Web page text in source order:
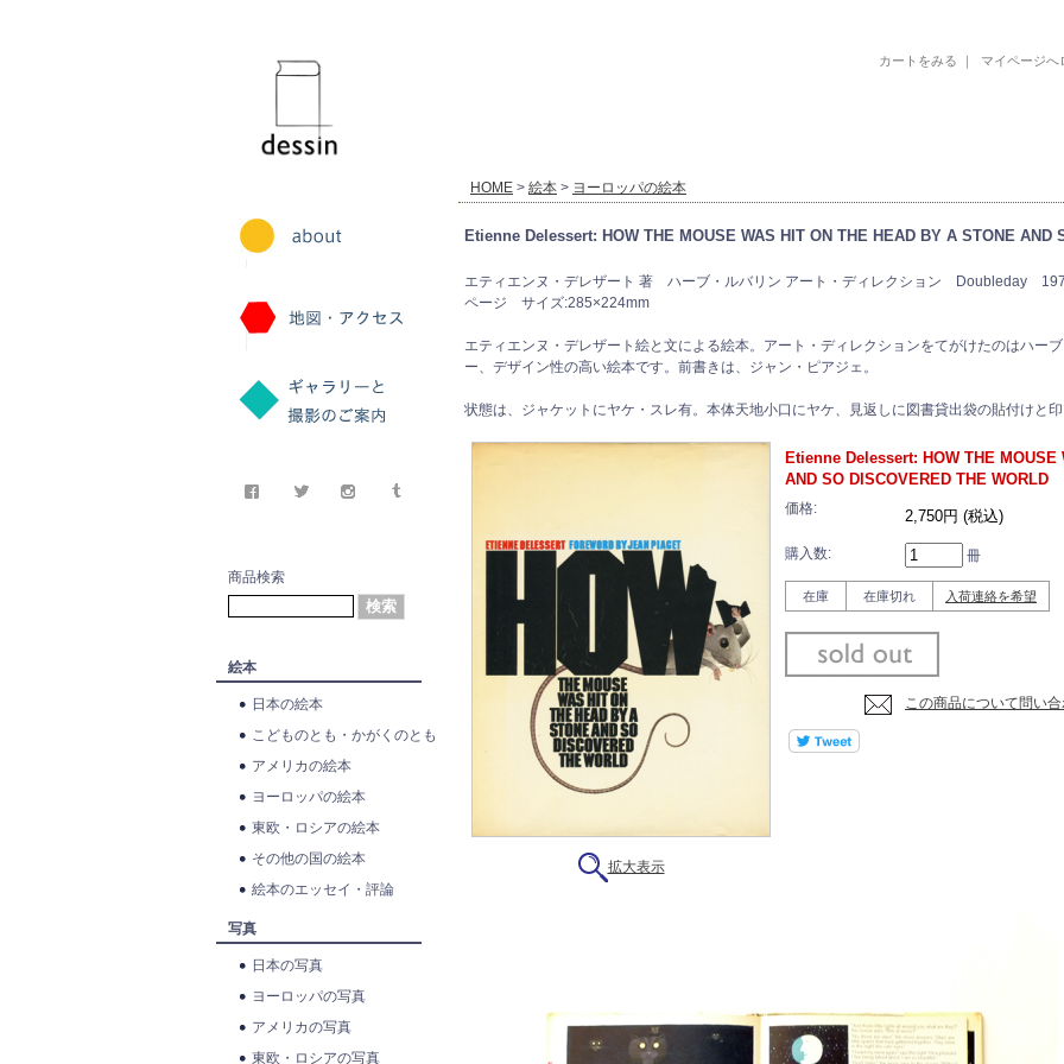
カートをみる ｜ マイページへ
商品検索
絵本
日本の絵本
こどものとも・かがくのとも
アメリカの絵本
ヨーロッパの絵本
東欧・ロシアの絵本
その他の国の絵本
絵本のエッセイ・評論
写真
日本の写真
ヨーロッパの写真
アメリカの写真
東欧・ロシアの写真
HOME > 絵本 > ヨーロッパの絵本
Etienne Delessert: HOW THE MOUSE WAS HIT ON THE HEAD BY A STONE AND
エティエンヌ・デレザート 著 ハーブ・ルバリン アート・ディレクション
ページ サイズ:285×224mm
エティエンヌ・デレザート絵と文による絵本。アート・ディレクションをてがけたのはハー
ー、デザイン性の高い絵本です。前書きは、ジャン・ピアジェ。
状態は、ジャケットにヤケ・スレ有。本体天地小口にヤケ、見返しに図書貸出袋の貼付けと
拡大表示
Etienne Delessert: HOW THE
AND SO DISCOVERED THE WORLD
価格: 2,750円 (税込)
購入数: 冊
在庫 在庫切れ 入荷連絡を希望
この商品について問い